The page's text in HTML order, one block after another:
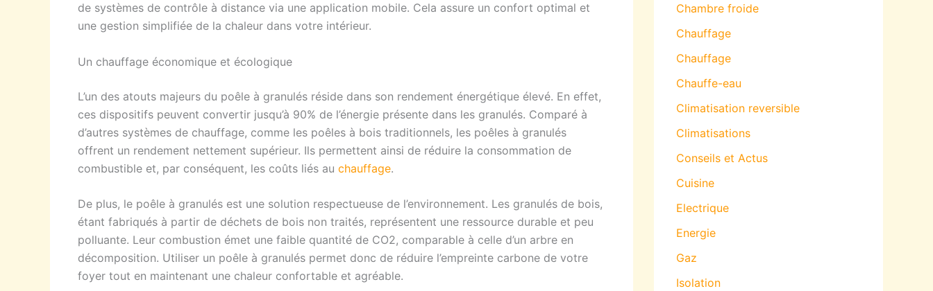
de systèmes de contrôle à distance via une application mobile. Cela assure un confort optimal et
une gestion simplifiée de la chaleur dans votre intérieur.
Un chauffage économique et écologique
L’un des atouts majeurs du poêle à granulés réside dans son rendement énergétique élevé. En effet,
ces dispositifs peuvent convertir jusqu’à 90% de l’énergie présente dans les granulés. Comparé à
d’autres systèmes de chauffage, comme les poêles à bois traditionnels, les poêles à granulés
offrent un rendement nettement supérieur. Ils permettent ainsi de réduire la consommation de
combustible et, par conséquent, les coûts liés au chauffage.
De plus, le poêle à granulés est une solution respectueuse de l’environnement. Les granulés de bois,
étant fabriqués à partir de déchets de bois non traités, représentent une ressource durable et peu
polluante. Leur combustion émet une faible quantité de CO2, comparable à celle d’un arbre en
décomposition. Utiliser un poêle à granulés permet donc de réduire l’empreinte carbone de votre
foyer tout en maintenant une chaleur confortable et agréable.
Chambre froide
Chauffage
Chauffage
Chauffe-eau
Climatisation reversible
Climatisations
Conseils et Actus
Cuisine
Electrique
Energie
Gaz
Isolation